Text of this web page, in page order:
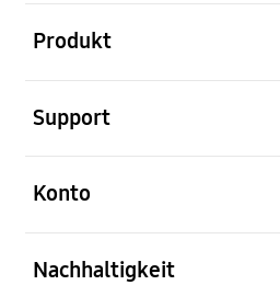
Produkt
Support
Konto
Nachhaltigkeit